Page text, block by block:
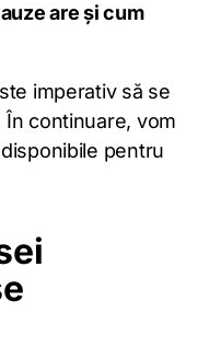
are și cum
imperativ să se
continuare, vom
pentru